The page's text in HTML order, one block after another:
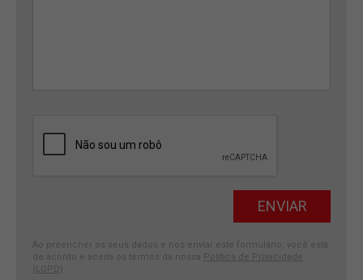
Ao preencher os seus dados e nos enviar este formulário, você está
de acordo e aceita os termos da nossa Política de Privacidade
(LGPD)